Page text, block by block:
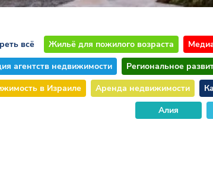
всё Жильё для пожилого возраста
агентств недвижимости
Региональное
в Израиле
Аренда недвижимости
Алия